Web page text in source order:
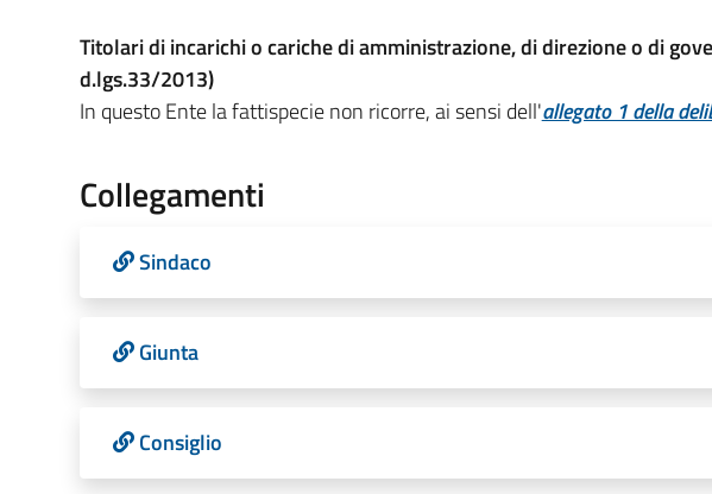
Titolari di incarichi o cariche di amministrazione, di direzione o di
d.lgs.33/2013)
In questo Ente la fattispecie non ricorre, ai sensi dell'allegato 1 della
Collegamenti
Sindaco
Giunta
Consiglio